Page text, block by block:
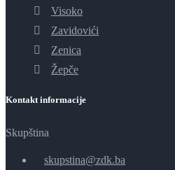
Visoko
Zavidovići
Zenica
Žepče
Kontakt informacije
Skupština
skupstina@zdk.ba